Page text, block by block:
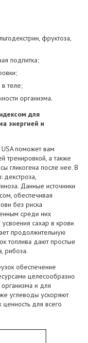
фруктоза,
подпитка;
в теле;
организма.
для
энергией и
поможет вам
тренировкой, а также
гликогена после нее. В
декстроза,
Данные источники
обеспечивая
без риска
среди них
сахар в крови
продолжительную
топлива дают простые
рибоза.
обеспечение
целесообразно
и для
углеводы ускоряют
для всего